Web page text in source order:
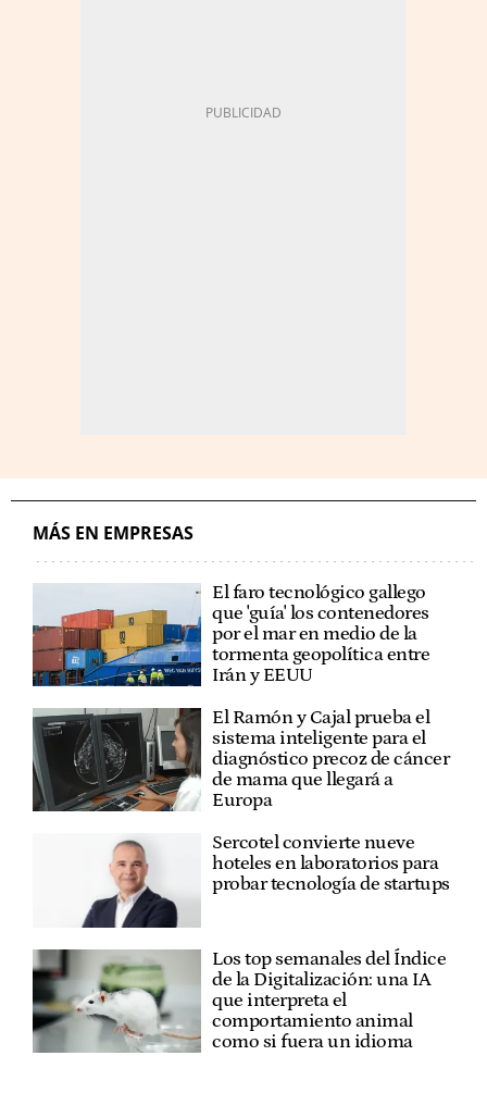
MÁS EN EMPRESAS
El faro tecnológico gallego
que 'guía' los contenedores
por el mar en medio de la
tormenta geopolítica entre
Irán y EEUU
El Ramón y Cajal prueba el
sistema inteligente para el
diagnóstico precoz de cáncer
de mama que llegará a
Europa
Sercotel convierte nueve
hoteles en laboratorios para
probar tecnología de startups
Los top semanales del Índice
de la Digitalización: una IA
que interpreta el
comportamiento animal
como si fuera un idioma